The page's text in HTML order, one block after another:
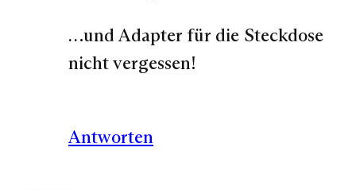
…und Adapter für die Steckdose
nicht vergessen!
Antworten